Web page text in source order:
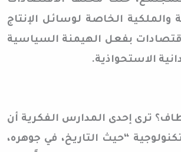
والملكية الخاصة لوسائل الإنتاج
بفعل الهيمنة السياسية
الاستحواذية.
ترى إحدى المدارس الفكرية أن
“حيث التاريخ، في جوهره،